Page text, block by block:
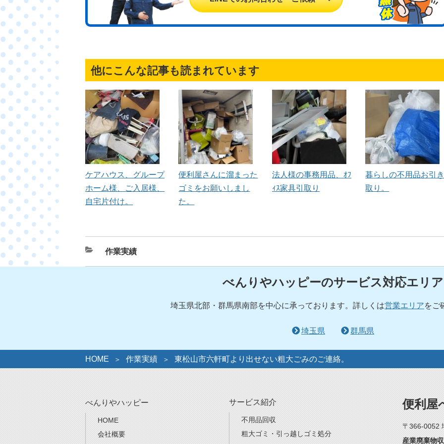
他にこんな記事も読まれています
ケアハウス、グループ
ホーム様、ご入居様、
自宅片付け。
便利屋さんに溜まった
ゴミをお願いしまし
た。
法人様の事務用品、ｵﾌ
ｨｽ家具引取り
暮らしの不用品お引
取り。
カ
テ
作業実績
べんりやハッピーのサービス対応エリア
埼玉県北部・群馬県南部を中心に承っております。詳しくは営業エリアをご
埼玉県 群馬県
HOME 作業実績 東松山市六軒町より出せない粗大ごみのご連絡。
べんりやハッピー
HOME
会社概要
サービス紹介
不用品回収
粗大ゴミ・引っ越しゴミ処分
便利屋
〒366-0052
産業廃棄物